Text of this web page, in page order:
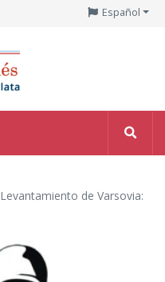
Español
Levantamiento de Varsovia: